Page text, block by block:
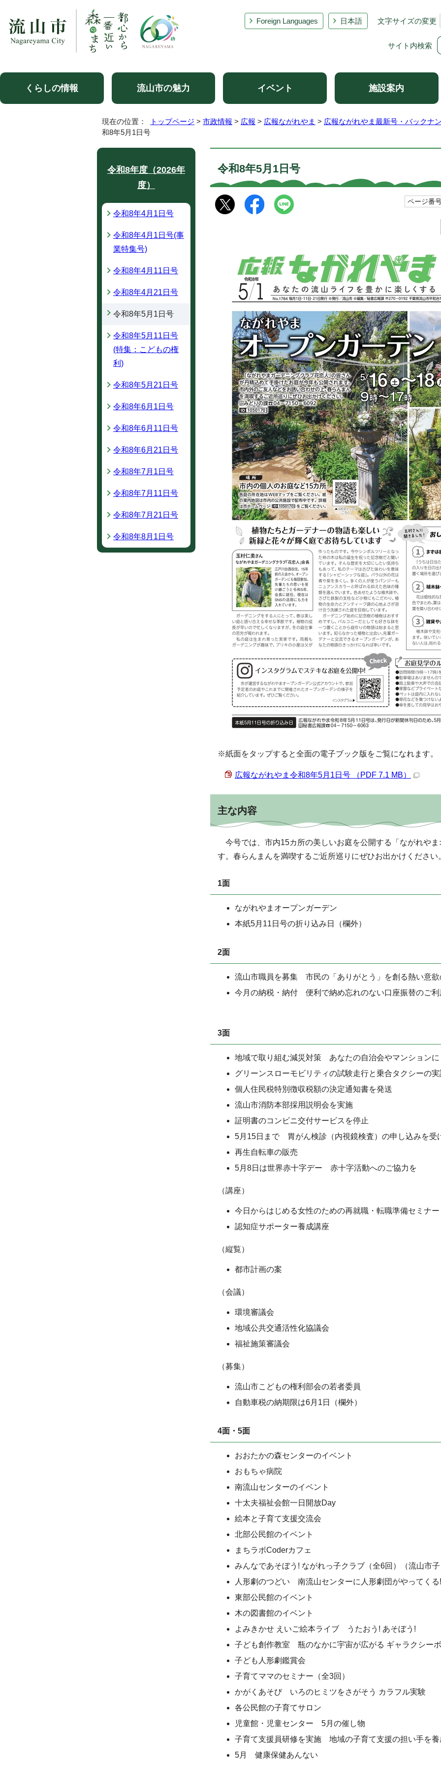
Foreign Languages 日本語 文字サイズの変更
サイト内検索
くらしの情報 流山市の魅力 イベント 施設案内
現在の位置： トップページ > 市政情報 > 広報 > 広報ながれやま > 広報ながれやま最新号・バックナ
和8年5月1日号
令和8年5月1日号
ページ番
※紙面をタップすると全面の電子ブック版をご覧になれます。
広報ながれやま令和8年5月1日号 （PDF 7.1 MB）
主な内容
今号では、市内15カ所の美しいお庭を公開する「ながれや
す。春らんまんを満喫するご近所巡りにぜひお出かけください
1面
ながれやまオープンガーデン
本紙5月11日号の折り込み日（欄外）
2面
流山市職員を募集 市民の「ありがとう」を創る熱い意欲
今月の納税・納付 便利で納め忘れのない口座振替のご利
3面
地域で取り組む減災対策 あなたの自治会やマンション
グリーンスローモビリティの試験走行と乗合タクシーの
個人住民税特別徴収税額の決定通知書を発送
流山市消防本部採用説明会を実施
証明書のコンビニ交付サービスを停止
5月15日まで 胃がん検診（内視鏡検査）の申し込みを受
再生自転車の販売
5月8日は世界赤十字デー 赤十字活動へのご協力を
（講座）
今日からはじめる女性のための再就職・転職準備セミナー
認知症サポーター養成講座
（縦覧）
都市計画の案
（会議）
環境審議会
地域公共交通活性化協議会
福祉施策審議会
（募集）
流山市こどもの権利部会の若者委員
自動車税の納期限は6月1日（欄外）
4面・5面
おおたかの森センターのイベント
おもちゃ病院
南流山センターのイベント
十太夫福祉会館一日開放Day
絵本と子育て支援交流会
北部公民館のイベント
まちラボCoderカフェ
みんなであそぼう! ながれっ子クラブ（全6回）（流山市
人形劇のつどい 南流山センターに人形劇団がやってくる!
東部公民館のイベント
木の図書館のイベント
よみきかせ えいご絵本ライブ うたおう! あそぼう!
子ども創作教室 瓶のなかに宇宙が広がる ギャラクシー
子ども人形劇鑑賞会
子育てママのセミナー（全3回）
かがくあそび いろのヒミツをさがそう カラフル実験
各公民館の子育てサロン
児童館・児童センター 5月の催し物
子育て支援員研修を実施 地域の子育て支援の担い手を養
5月 健康保健あんない
令和8年度（2026年
度）
令和8年4月1日号
令和8年4月1日号(事
業特集号)
令和8年4月11日号
令和8年4月21日号
令和8年5月1日号
令和8年5月11日号
(特集：こどもの権
利)
令和8年5月21日号
令和8年6月1日号
令和8年6月11日号
令和8年6月21日号
令和8年7月1日号
令和8年7月11日号
令和8年7月21日号
令和8年8月1日号